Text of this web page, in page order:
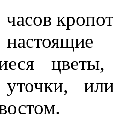
часов
уточки,